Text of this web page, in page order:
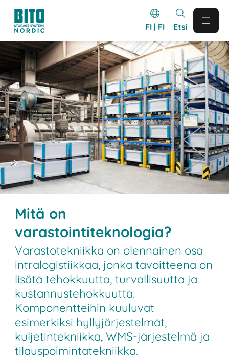
FI | FI Etsi
Mitä on
varastointiteknologia?
Varastotekniikka on olennainen osa
intralogistiikkaa, jonka tavoitteena on
lisätä tehokkuutta, turvallisuutta ja
kustannustehokkuutta.
Komponentteihin kuuluvat
esimerkiksi hyllyjärjestelmät,
kuljetintekniikka, WMS-järjestelmä ja
tilauspoimintatekniikka.